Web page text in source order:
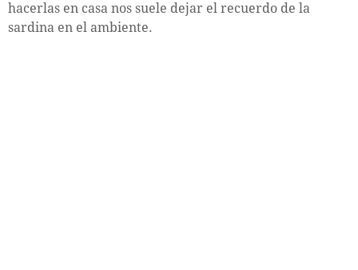
hacerlas en casa nos suele dejar el recuerdo de la
sardina en el ambiente.